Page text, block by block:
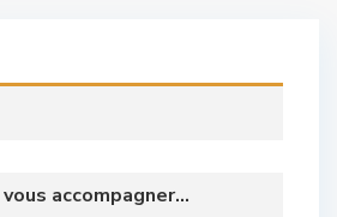
accompagner...